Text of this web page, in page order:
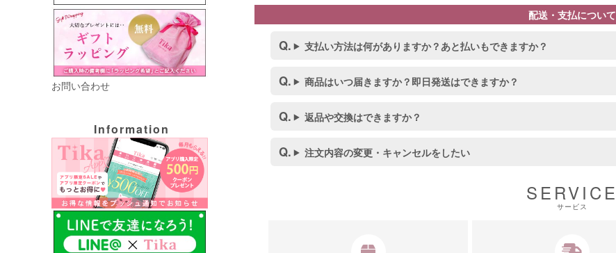
お問い合わせ
Information
配送・支払について
支払い方法は何がありますか？あと払いもできますか？
商品はいつ届きますか？即日発送はできますか？
返品や交換はできますか？
注文内容の変更・キャンセルをしたい
SERVICE
サービス